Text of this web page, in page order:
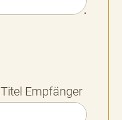
Titel Empfänger